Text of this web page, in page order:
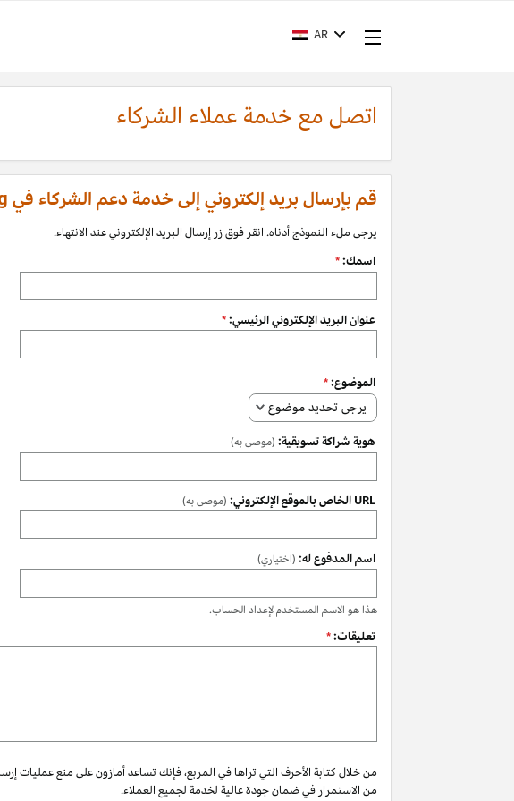
AR
اتصل مع خدمة عملاء الشركاء
قم بإرسال بريد إلكتروني إلى خدمة دعم الشركاء في Amazon.eg:
يرجى ملء النموذج أدناه. انقر فوق زر إرسال البريد الإلكتروني عند الانتهاء.
اسمك:*
عنوان البريد الإلكتروني الرئيسي:*
الموضوع:*
يرجى تحديد موضوع
هوية شراكة تسويقية: (موصى به)
URL الخاص بالموقع الإلكتروني: (موصى به)
اسم المدفوع له: (اختياري)
هذا هو الاسم المستخدم لإعداد الحساب.
تعليقات:*
من خلال كتابة الأحرف التي تراها في المربع، فإنك تساعد أمازون على منع عمليات
من الاستمرار في ضمان جودة عالية لخدمة لجميع العملاء.